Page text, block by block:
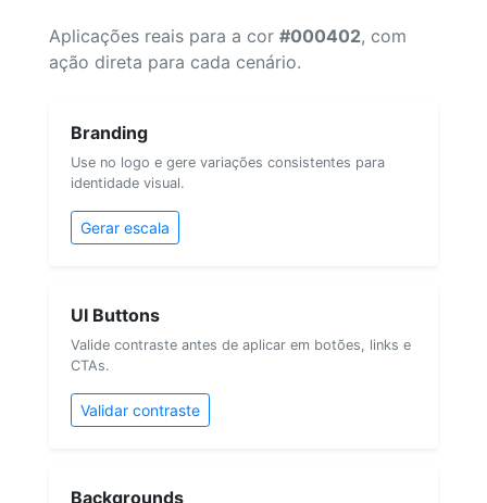
Aplicações reais para a cor #000402, com
ação direta para cada cenário.
Branding
Use no logo e gere variações consistentes para
identidade visual.
Gerar escala
UI Buttons
Valide contraste antes de aplicar em botões, links e
CTAs.
Validar contraste
Backgrounds